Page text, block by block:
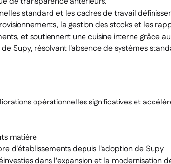
standard et les cadres de travail
la gestion des stocks et les
et soutiennent une cuisine interne grâce
Supy, résolvant l'absence de systèmes
opérationnelles significatives et
matière
d'établissements depuis l'adoption de Supy
dans l'expansion et la modernisation